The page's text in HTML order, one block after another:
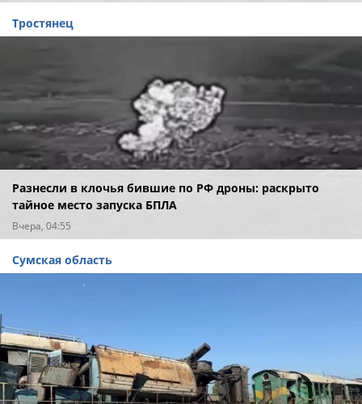
Тростянец
Разнесли в клочья бившие по РФ дроны: раскрыто
тайное место запуска БПЛА
Вчера, 04:55
Сумская область